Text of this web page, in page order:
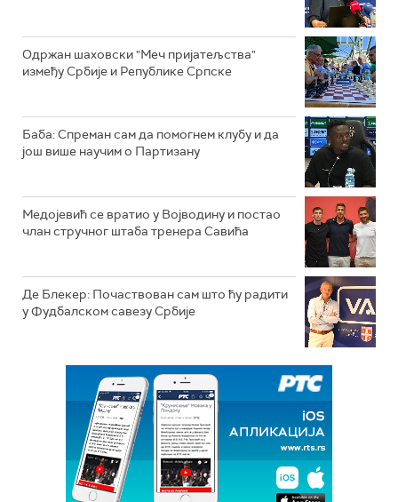
Одржан шаховски "Меч пријатељства"
између Србије и Републике Српске
Баба: Спреман сам да помогнем клубу и да
још више научим о Партизану
Медојевић се вратио у Војводину и постао
члан стручног штаба тренера Савића
Де Блекер: Почаствован сам што ћу радити
у Фудбалском савезу Србије